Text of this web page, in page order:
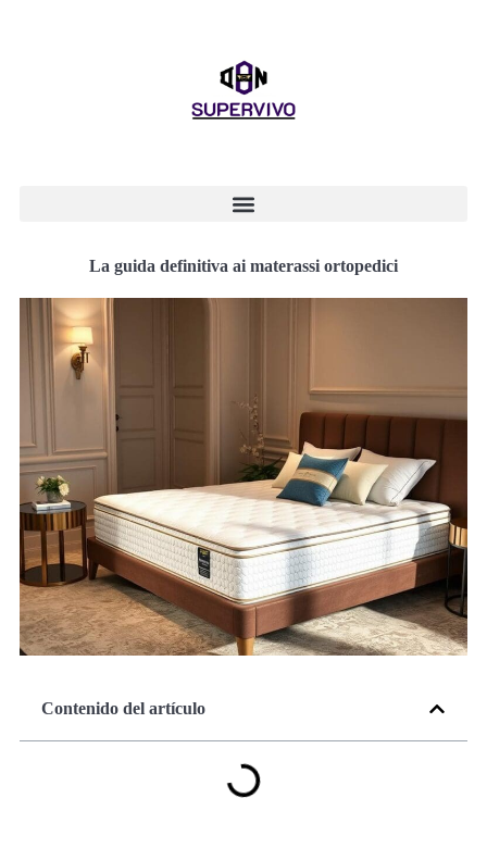
La guida definitiva ai materassi ortopedici
Contenido del artículo